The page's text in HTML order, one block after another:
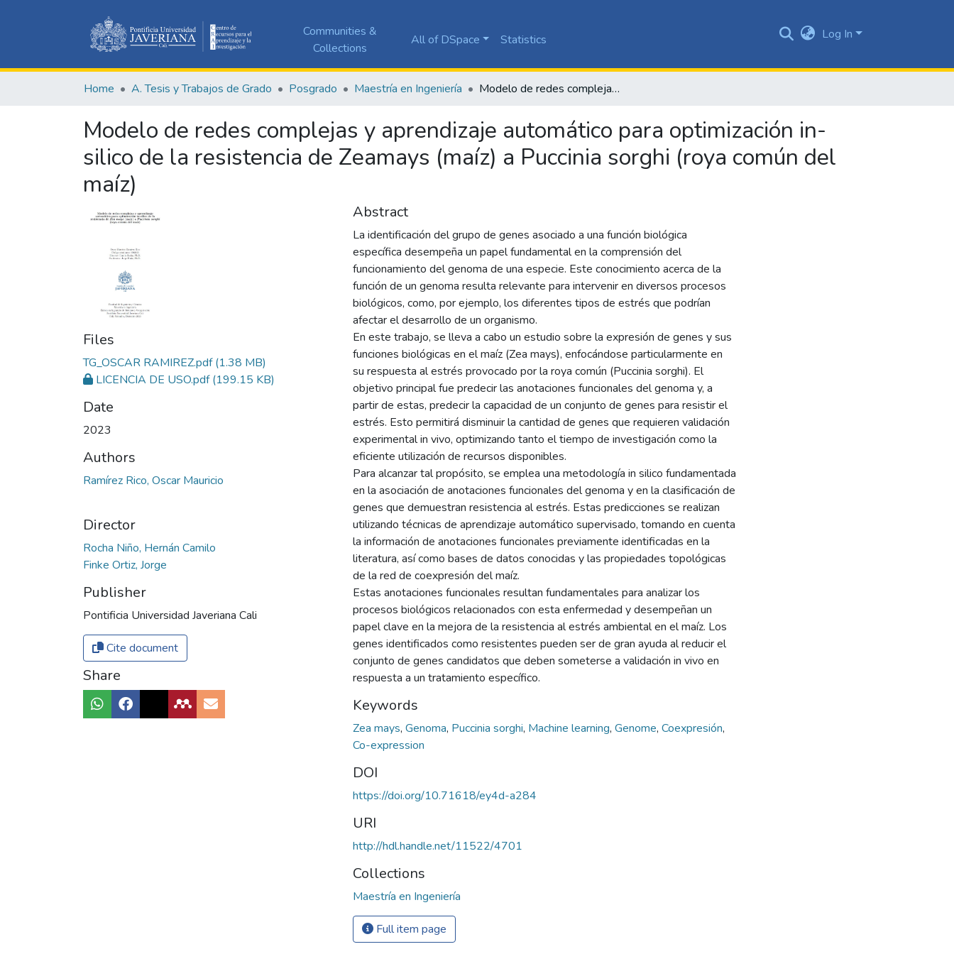
Communities &
Collections
All of DSpace Statistics Log In
Home A. Tesis y Trabajos de Grado Posgrado Maestría en Ingeniería Modelo de redes complejas y aprendizaje automático para optimización in-silico de la resistencia de Zeamays (maíz) a Puccinia sorghi (roya común del maíz)
Modelo de redes complejas y aprendizaje automático para optimización in-
silico de la resistencia de Zeamays (maíz) a Puccinia sorghi (roya común del
maíz)
Files
TG_OSCAR RAMIREZ.pdf(1.38 MB)
LICENCIA DE USO.pdf(199.15 KB)
Date
2023
Authors
Ramírez Rico, Oscar Mauricio
Director
Rocha Niño, Hernán Camilo
Finke Ortiz, Jorge
Publisher
Pontificia Universidad Javeriana Cali
Cite document
Share
Abstract
La identificación del grupo de genes asociado a una función biológica
específica desempeña un papel fundamental en la comprensión del
funcionamiento del genoma de una especie. Este conocimiento acerca de la
función de un genoma resulta relevante para intervenir en diversos procesos
biológicos, como, por ejemplo, los diferentes tipos de estrés que podrían
afectar el desarrollo de un organismo.
En este trabajo, se lleva a cabo un estudio sobre la expresión de genes y sus
funciones biológicas en el maíz (Zea mays), enfocándose particularmente en
su respuesta al estrés provocado por la roya común (Puccinia sorghi). El
objetivo principal fue predecir las anotaciones funcionales del genoma y, a
partir de estas, predecir la capacidad de un conjunto de genes para resistir el
estrés. Esto permitirá disminuir la cantidad de genes que requieren validación
experimental in vivo, optimizando tanto el tiempo de investigación como la
eficiente utilización de recursos disponibles.
Para alcanzar tal propósito, se emplea una metodología in silico fundamentada
en la asociación de anotaciones funcionales del genoma y en la clasificación de
genes que demuestran resistencia al estrés. Estas predicciones se realizan
utilizando técnicas de aprendizaje automático supervisado, tomando en cuenta
la información de anotaciones funcionales previamente identificadas en la
literatura, así como bases de datos conocidas y las propiedades topológicas
de la red de coexpresión del maíz.
Estas anotaciones funcionales resultan fundamentales para analizar los
procesos biológicos relacionados con esta enfermedad y desempeñan un
papel clave en la mejora de la resistencia al estrés ambiental en el maíz. Los
genes identificados como resistentes pueden ser de gran ayuda al reducir el
conjunto de genes candidatos que deben someterse a validación in vivo en
respuesta a un tratamiento específico.
Keywords
Zea mays, Genoma, Puccinia sorghi, Machine learning, Genome, Coexpresión,
Co-expression
DOI
https://doi.org/10.71618/ey4d-a284
URI
http://hdl.handle.net/11522/4701
Collections
Maestría en Ingeniería
Full item page